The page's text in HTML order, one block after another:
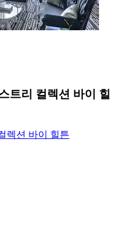
트리 컬렉션 바이 힐
렉션 바이 힐튼